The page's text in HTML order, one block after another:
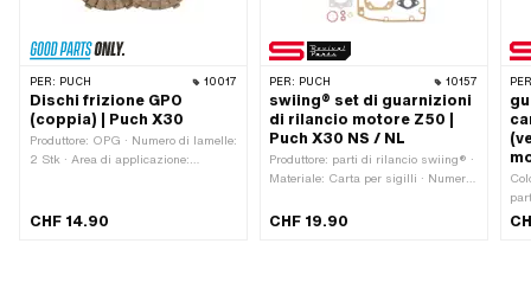
PER: PUCH 10017
Dischi frizione GPO
(coppia) | Puch X30
Produttore: OPG · Numero di lamelle:
2 Stk · Area di applicazione:
CHF 14.90
PER: PUCH 10157
swiing® set di guarnizioni
di rilancio motore Z50 |
Puch X30 NS / NL
Produttore: parti di rilancio swiing® ·
Materiale: Carta per sigilli · Numero
interna: 22 mm · Distanza tra i fori
CHF 19.90